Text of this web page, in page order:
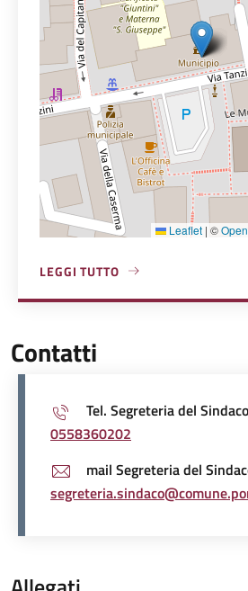
Leaflet | ©
LEGGI TUTTO
A PROPOSITO DI MUNICIPIO
Contatti
Tel. Segreteria del Sindaco
0558360202
mail Segreteria del